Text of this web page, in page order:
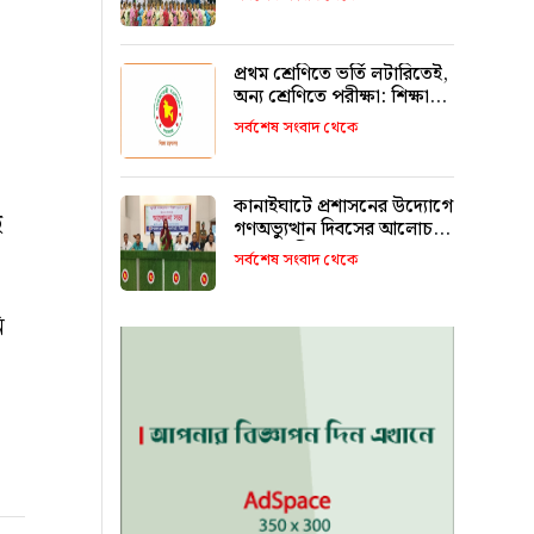
রাখবে : কয়েস লোদী
প্রথম শ্রেণিতে ভর্তি লটারিতেই,
অন্য শ্রেণিতে পরীক্ষা: শিক্ষা
মন্ত্রণালয়
সর্বশেষ সংবাদ থেকে
কানাইঘাটে প্রশাসনের উদ্যোগে
গণঅভ্যুত্থান দিবসের আলোচনা
সভা অনুষ্ঠিত
সর্বশেষ সংবাদ থেকে